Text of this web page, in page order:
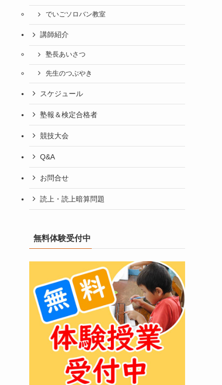
でいごソロバン教室
講師紹介
塾長あいさつ
先生のつぶやき
スケジュール
塾報＆検定合格者
競技大会
Q&A
お問合せ
読上・読上暗算問題
無料体験受付中